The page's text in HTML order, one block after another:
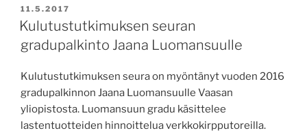
JULKAISTU
11.5.2017
Kulutustutkimuksen seuran
gradupalkinto Jaana Luomansuulle
Kulutustutkimuksen seura on myöntänyt vuoden 2016
gradupalkinnon Jaana Luomansuulle Vaasan
yliopistosta. Luomansuun gradu käsittelee
lastentuotteiden hinnoittelua verkkokirpputoreilla.